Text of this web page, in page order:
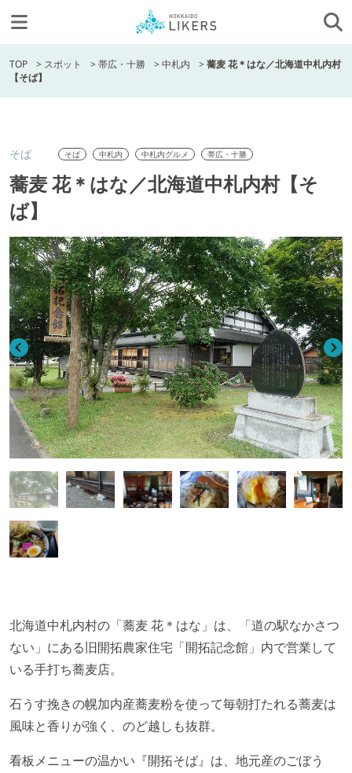
TOP > スポット >帯広・十勝 >中札内 >蕎麦 花＊はな／北海道中札内村
【そば】
そば そば 中札内 中札内グルメ 帯広・十勝
蕎麦 花＊はな／北海道中札内村【そ
ば】
北海道中札内村の「蕎麦 花＊はな」は、「道の駅なかさつ
ない」にある旧開拓農家住宅「開拓記念館」内で営業して
いる手打ち蕎麦店。
石うす挽きの幌加内産蕎麦粉を使って毎朝打たれる蕎麦は
風味と香りが強く、のど越しも抜群。
看板メニューの温かい『開拓そば』は、地元産のごぼう